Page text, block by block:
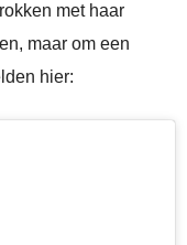
met haar
maar om een
hier: